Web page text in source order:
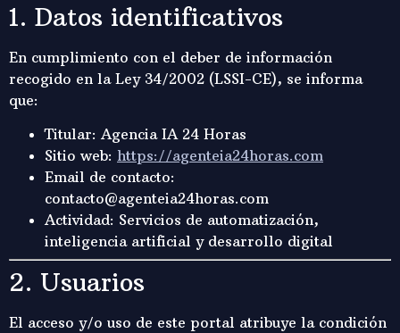
1. Datos identificativos
En cumplimiento con el deber de información
recogido en la Ley 34/2002 (LSSI-CE), se informa
que:
Titular: Agencia IA 24 Horas
Sitio web: https://agenteia24horas.com
Email de contacto:
contacto@agenteia24horas.com
Actividad: Servicios de automatización,
inteligencia artificial y desarrollo digital
2. Usuarios
El acceso y/o uso de este portal atribuye la condición